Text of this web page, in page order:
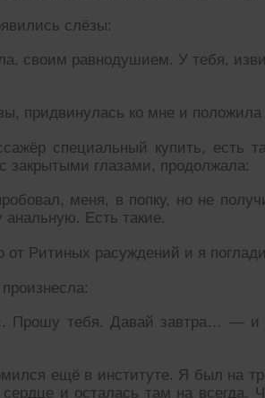
слёзы:
своим равнодушием. У тебя,
придвинулась ко мне и положила
специальный купить, есть
закрытыми глазами, продолжала:
меня, в попку, но не
Есть такие.
Ритиных расуждений и я
Прошу тебя. Давай завтра… — и
ещё в институте. Я был на
и осталась там на